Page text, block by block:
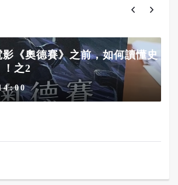
《奧德賽》之前，如何讀懂史
之2